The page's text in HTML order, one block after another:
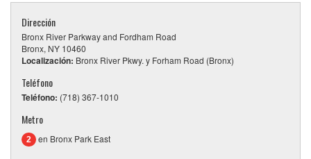
Dirección
Bronx River Parkway and Fordham Road
Bronx, NY 10460
Localización: Bronx River Pkwy. y Forham Road (Bronx)
Teléfono
Teléfono: (718) 367-1010
Metro
2 en Bronx Park East